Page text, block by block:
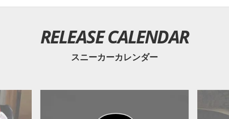
RELEASE CALENDAR
スニーカーカレンダー